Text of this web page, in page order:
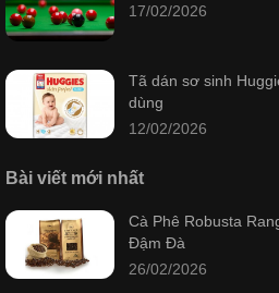
17/02/2026
Tã dán sơ sinh
dùng
12/02/2026
Bài viết mới nhất
Cà Phê Robusta
Đậm Đà
26/02/2026